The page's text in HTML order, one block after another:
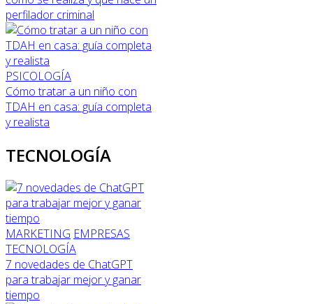
perfilador criminal
PSICOLOGÍA
Cómo tratar a un niño con
TDAH en casa: guía completa
y realista
TECNOLOGÍA
MARKETING EMPRESAS
TECNOLOGÍA
7 novedades de ChatGPT
para trabajar mejor y ganar
tiempo